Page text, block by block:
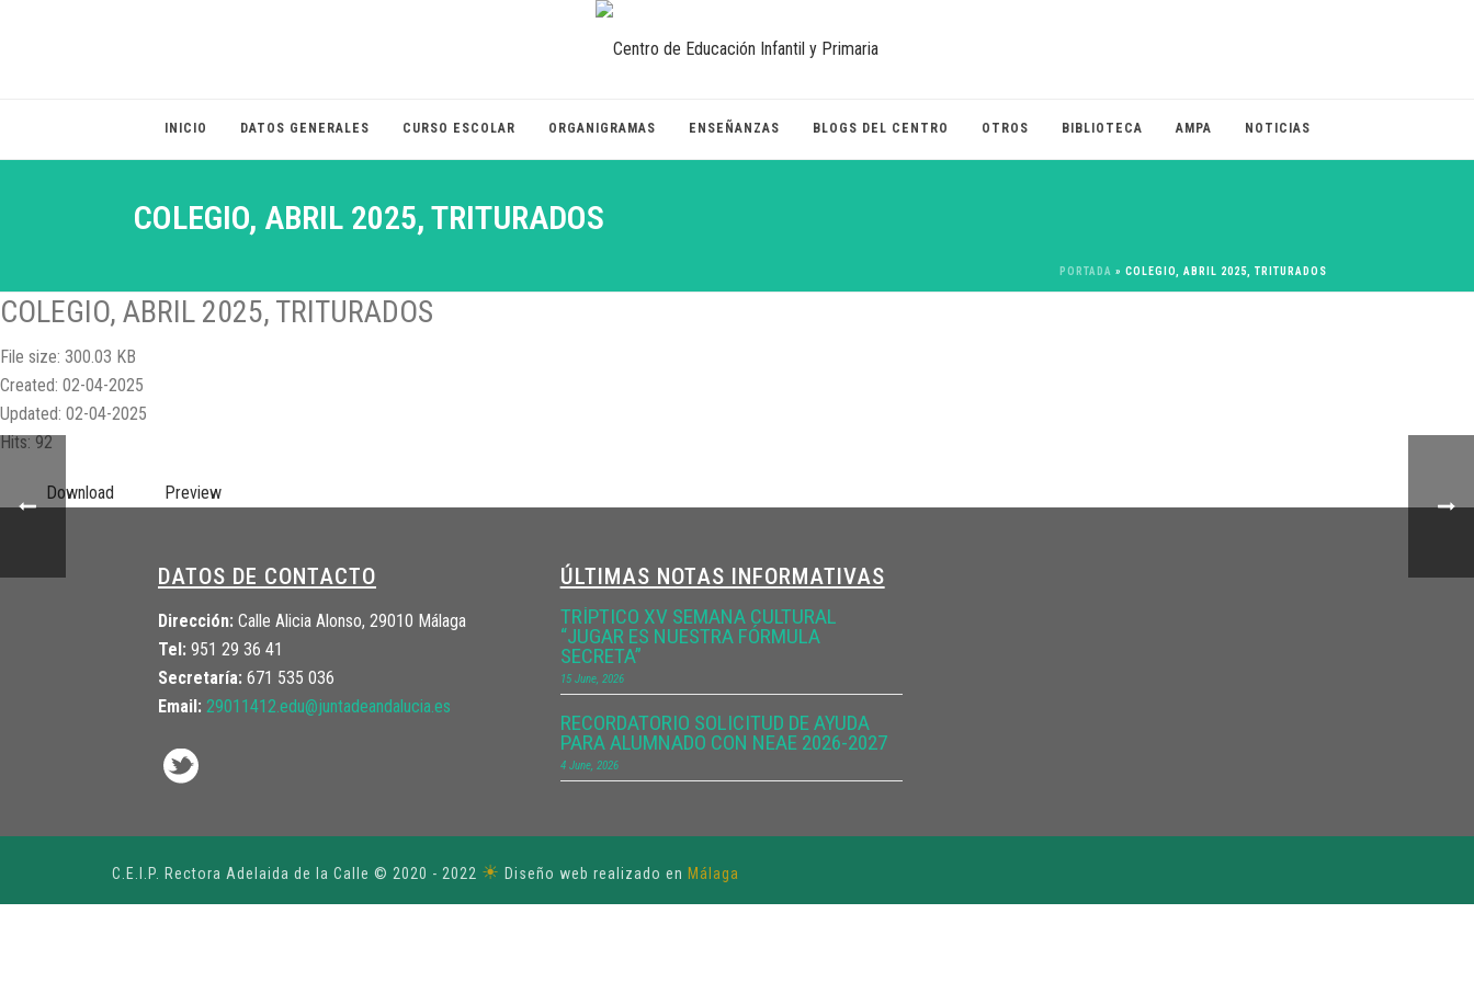
INICIO DATOS GENERALES CURSO ESCOLAR ORGANIGRAMAS ENSEÑANZAS BLOGS DEL CENTRO OTROS BIBLIOTECA AMPA NOTICIAS
COLEGIO, ABRIL 2025, TRITURADOS
PORTADA » COLEGIO, ABRIL 2025, TRITURADOS
COLEGIO, ABRIL 2025, TRITURADOS
File size: 300.03 KB
Created: 02-04-2025
Updated: 02-04-2025
Hits: 92
Download Preview
DATOS DE CONTACTO
Dirección: Calle Alicia Alonso, 29010 Málaga
Tel: 951 29 36 41
Secretaría: 671 535 036
Email: 29011412.edu@juntadeandalucia.es
ÚLTIMAS NOTAS INFORMATIVAS
TRÍPTICO XV SEMANA CULTURAL
“JUGAR ES NUESTRA FÓRMULA
SECRETA”
15 June, 2026
RECORDATORIO SOLICITUD DE AYUDA
PARA ALUMNADO CON NEAE 2026-2027
4 June, 2026
C.E.I.P. Rectora Adelaida de la Calle © 2020 - 2022 ☀ Diseño web realizado en Málaga